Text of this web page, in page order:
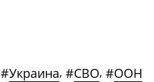
#Украина, #СВО, #ООН